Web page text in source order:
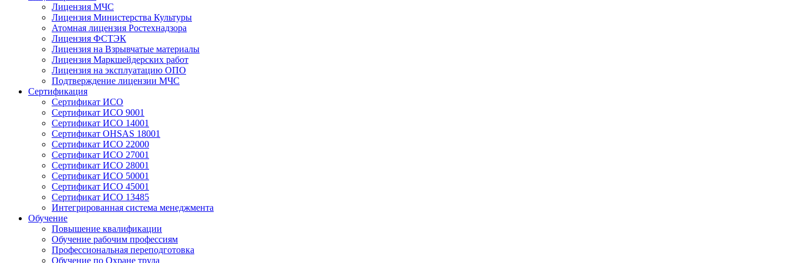
Лицензия МЧС
Лицензия Министерства Культуры
Атомная лицензия Ростехнадзора
Лицензия ФСТЭК
Лицензия на Взрывчатые материалы
Лицензия Маркшейдерских работ
Лицензия на эксплуатацию ОПО
Подтверждение лицензии МЧС
Сертификация
Сертификат ИСО
Сертификат ИСО 9001
Сертификат ИСО 14001
Сертификат OHSAS 18001
Сертификат ИСО 22000
Сертификат ИСО 27001
Сертификат ИСО 28001
Сертификат ИСО 50001
Сертификат ИСО 45001
Сертификат ИСО 13485
Интегрированная система менеджмента
Обучение
Повышение квалификации
Обучение рабочим профессиям
Профессиональная переподготовка
Обучение по Охране труда